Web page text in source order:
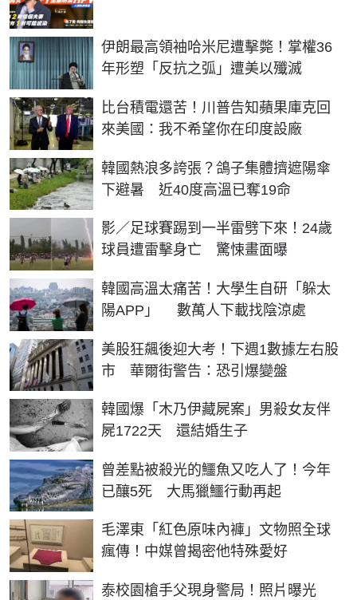
伊朗最高領袖哈米尼遭擊斃！掌權36
年形塑「反抗之弧」遭美以殲滅
比台積電還苦！川普告知蘋果庫克回
來美國：我不希望你在印度設廠
韓國熱浪多誇張？鴿子集體擠遮陽傘
下避暑 近40度高溫已奪19命
影／足球賽踢到一半雷劈下來！24歲
球員遭雷擊身亡 驚悚畫面曝
韓國高溫太痛苦！大學生自研「躲太
陽APP」 數萬人下載找陰涼處
美股狂飆後迎大考！下週1數據左右股
市 華爾街警告：恐引爆變盤
韓國爆「木乃伊藏屍案」男殺女友伴
屍1722天 還結婚生子
曾差點被殺光的鱷魚又吃人了！今年
已釀5死 大馬獵鱷行動再起
毛澤東「紅色原味內褲」文物照全球
瘋傳！中媒曾揭密他特殊愛好
泰校園槍手父現身警局！照片曝光